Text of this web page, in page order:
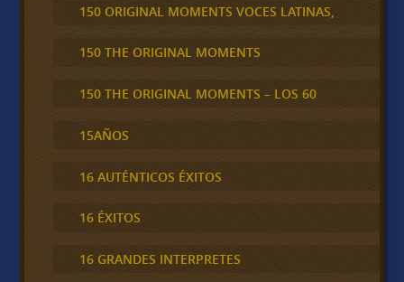
150 ORIGINAL MOMENTS VOCES LATINAS,
150 THE ORIGINAL MOMENTS
150 THE ORIGINAL MOMENTS – LOS 60
15AÑOS
16 AUTÉNTICOS ÉXITOS
16 ÉXITOS
16 GRANDES INTERPRETES